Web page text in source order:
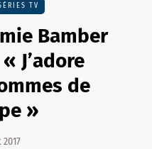
TV
Bamber
J’adore
de
»